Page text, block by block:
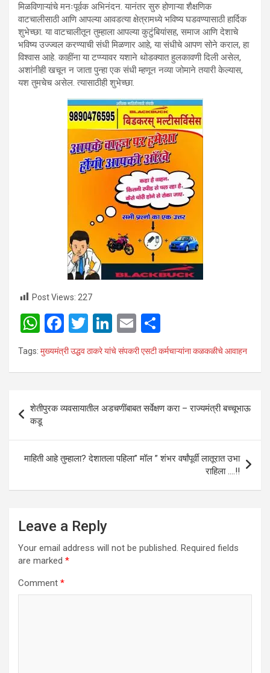
मिळविणाऱ्यांचे मनःपूर्वक अभिनंदन. यानंतर सुरु होणाऱ्या शैक्षणिक
वाटचालीसाठी आणि आपल्या आवडत्या क्षेत्रामध्ये भविष्य घडवण्यासाठी हार्दिक
शुभेच्छा. या वाटचालीतून तुम्हाला आपल्या कुटुंबियांसह, समाज आणि देशाचे
भविष्य उज्ज्वल करण्याची संधी मिळणार आहे, या संधीचे आपण सोने कराल, हा
विश्वास आहे. काहींना या टप्प्यावर यशाने थोडक्यात हुलकावणी दिली असेल,
अशांनीही खचून न जाता पुन्हा एक संधी म्हणून नव्या जोमाने तयारी केल्यास,
यश तुमचेच असेल. त्यासाठीही शुभेच्छा.
Post Views: 227
W
h
at
A
p
p
F
a
ce
o
k
T
wi
tt
Li
n
ke
n
E
m
ail
h
ar
Tags: मुख्यमंत्री उद्धव ठाकरे यांचे संपकरी एसटी कर्मचाऱ्यांना कळकळीचे आवाहन
Post
navigation
शेतीपुरक व्यवसायातील अडचणींबाबत सर्वेक्षण करा – राज्यमंत्री बच्चूभाऊ
कडू
माहिती आहे तुम्हाला? देशातला पहिला” मॉल ” शंभर वर्षांपूर्वी लातूरात उभा
राहिला ….!!
Leave a Reply
Your email address will not be published. Required fields
are marked *
Comment *